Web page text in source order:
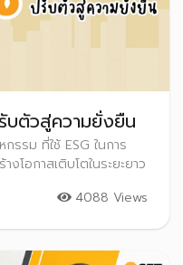
ตัวสู่ความยั่งยืน
รม ที่ใช้ ESG ในการ
โอกาสเติบโตในระยะยาว
4088 Views